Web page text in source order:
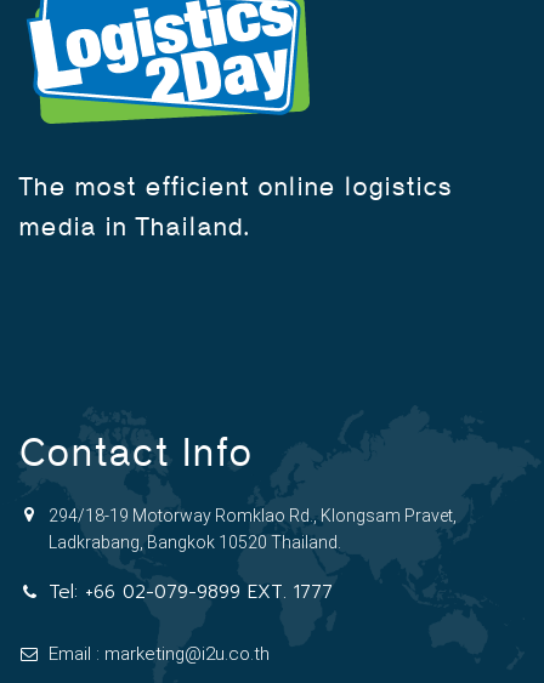
The most efficient online logistics
media in Thailand.
Contact Info
294/18-19 Motorway Romklao Rd., Klongsam Pravet,
Ladkrabang, Bangkok 10520 Thailand.
Tel: +66 02-079-9899 EXT. 1777
Email : marketing@i2u.co.th